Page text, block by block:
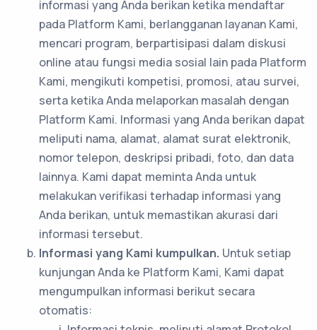
informasi yang Anda berikan ketika mendaftar
pada Platform Kami, berlangganan layanan Kami,
mencari program, berpartisipasi dalam diskusi
online atau fungsi media sosial lain pada Platform
Kami, mengikuti kompetisi, promosi, atau survei,
serta ketika Anda melaporkan masalah dengan
Platform Kami. Informasi yang Anda berikan dapat
meliputi nama, alamat, alamat surat elektronik,
nomor telepon, deskripsi pribadi, foto, dan data
lainnya. Kami dapat meminta Anda untuk
melakukan verifikasi terhadap informasi yang
Anda berikan, untuk memastikan akurasi dari
informasi tersebut.
Informasi yang Kami kumpulkan. Untuk setiap
kunjungan Anda ke Platform Kami, Kami dapat
mengumpulkan informasi berikut secara
otomatis: